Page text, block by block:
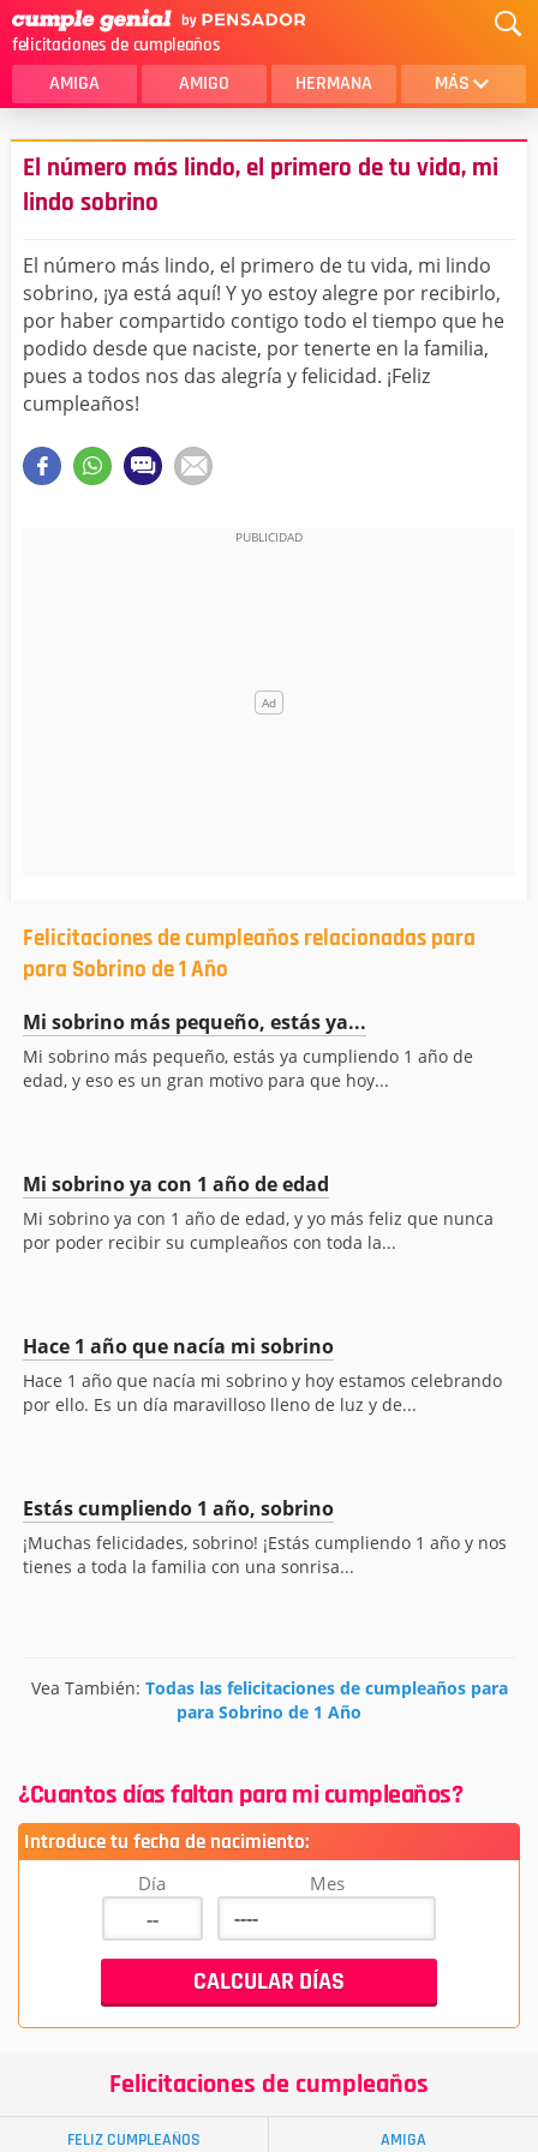
felicitaciones de cumpleaños
AMIGA AMIGO HERMANA MÁS
MAMA
AMOR
CRISTIANOS
HERMANO
HIJO
NOVIA
ESPOSO
PAPA
HOMBRE
ALGUIEN ESPECIAL
El número más lindo, el primero de tu vida, mi
lindo sobrino
El número más lindo, el primero de tu vida, mi lindo
sobrino, ¡ya está aquí! Y yo estoy alegre por recibirlo,
por haber compartido contigo todo el tiempo que he
podido desde que naciste, por tenerte en la familia,
pues a todos nos das alegría y felicidad. ¡Feliz
cumpleaños!
Felicitaciones de cumpleaños relacionadas para
para Sobrino de 1 Año
Mi sobrino más pequeño, estás ya...
Mi sobrino más pequeño, estás ya cumpliendo 1 año de
edad, y eso es un gran motivo para que hoy...
Mi sobrino ya con 1 año de edad
Mi sobrino ya con 1 año de edad, y yo más feliz que nunca
por poder recibir su cumpleaños con toda la...
Hace 1 año que nacía mi sobrino
Hace 1 año que nacía mi sobrino y hoy estamos celebrando
por ello. Es un día maravilloso lleno de luz y de...
Estás cumpliendo 1 año, sobrino
¡Muchas felicidades, sobrino! ¡Estás cumpliendo 1 año y nos
tienes a toda la familia con una sonrisa...
Vea También: Todas las felicitaciones de cumpleaños para
para Sobrino de 1 Año
¿Cuantos días faltan para mi cumpleaños?
Introduce tu fecha de nacimiento:
Día Mes
Felicitaciones de cumpleaños
FELIZ CUMPLEAÑOS AMIGA